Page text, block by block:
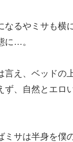
なるやミサも横
に…。
言え、ベッドの
ず、自然とエロ
ミサは半身を僕